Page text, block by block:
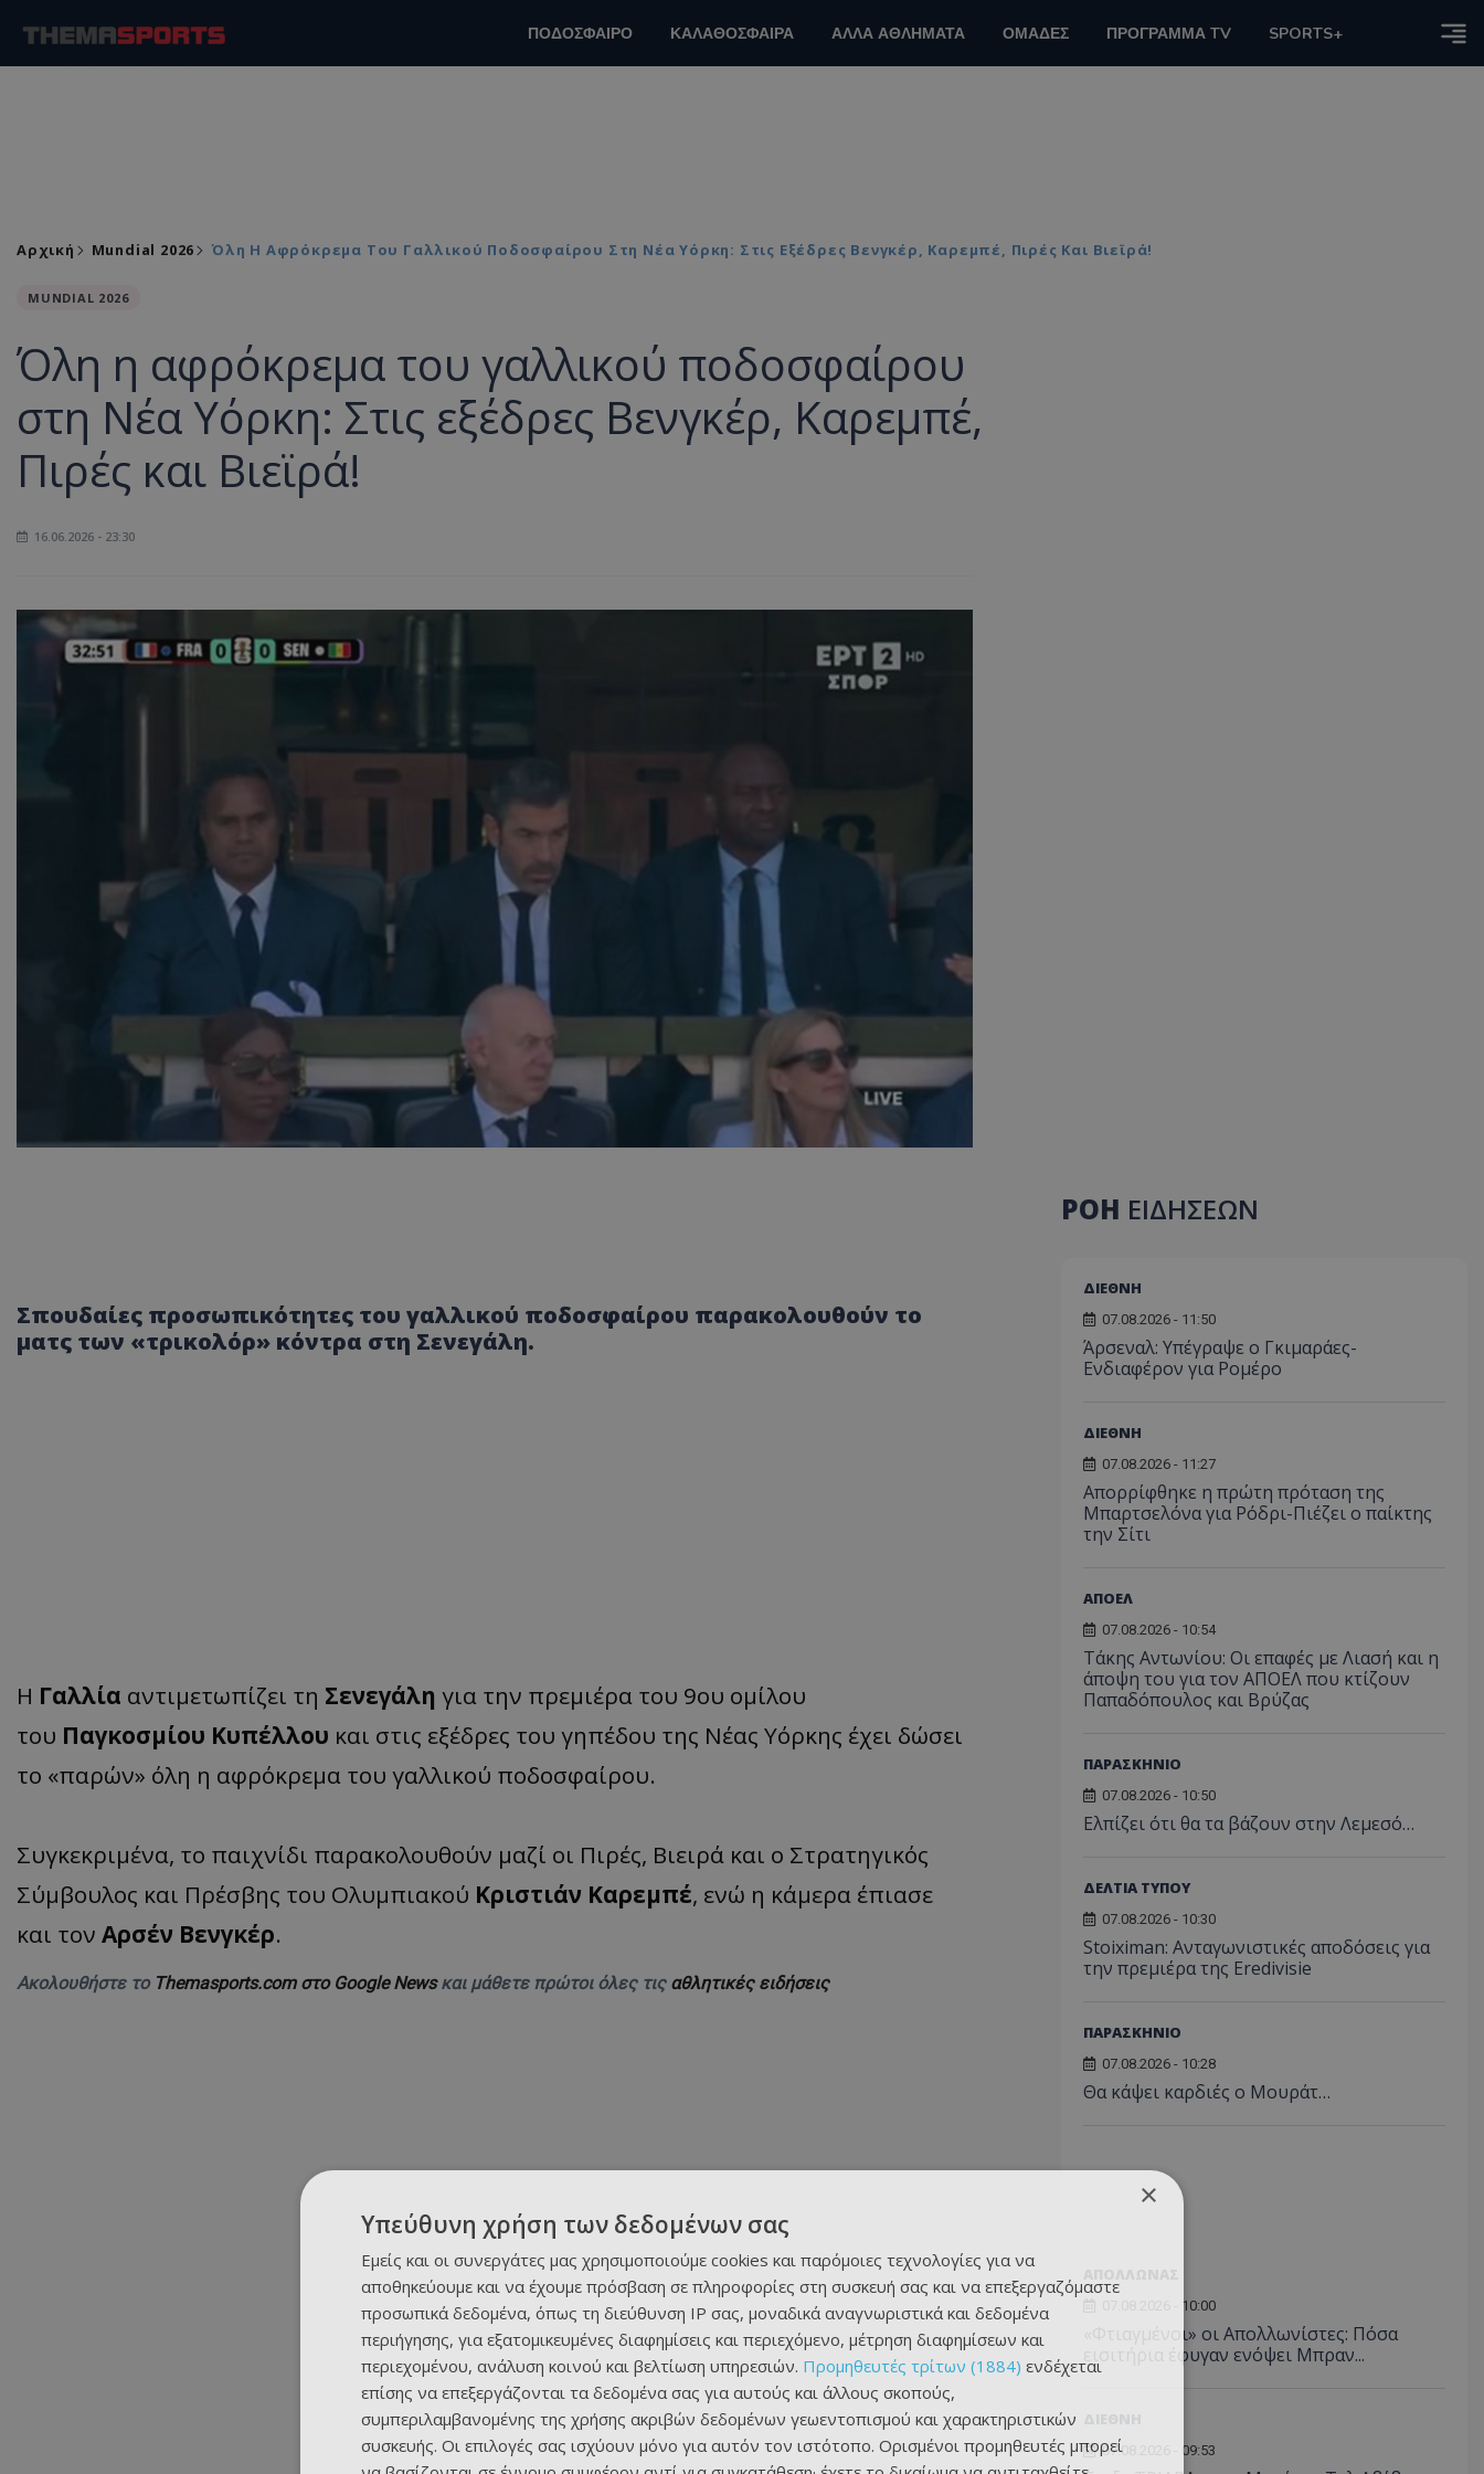
ΠΟΔΟΣΦΑΙΡΟ ΚΑΛΑΘΟΣΦΑΙΡΑ ΑΛΛΑ ΑΘΛΗΜΑΤΑ ΟΜΑΔΕΣ ΠΡΟΓΡΑΜΜΑ TV SPORTS+
Αρχική Mundial 2026 Όλη Η Αφρόκρεμα Του Γαλλικού Ποδοσφαίρου Στη Νέα Υόρκη: Στις Εξέδρες Βενγκέρ, Καρεμπέ, Πιρές Και Βιεϊρά!
MUNDIAL 2026
Όλη η αφρόκρεμα του γαλλικού ποδοσφαίρου
στη Νέα Υόρκη: Στις εξέδρες Βενγκέρ, Καρεμπέ,
Πιρές και Βιεϊρά!
16.06.2026 - 23:30
Σπουδαίες προσωπικότητες του γαλλικού ποδοσφαίρου παρακολουθούν το
ματς των «τρικολόρ» κόντρα στη Σενεγάλη.
Η Γαλλία αντιμετωπίζει τη Σενεγάλη για την πρεμιέρα του 9ου ομίλου
του Παγκοσμίου Κυπέλλου και στις εξέδρες του γηπέδου της Νέας Υόρκης έχει δώσει
το «παρών» όλη η αφρόκρεμα του γαλλικού ποδοσφαίρου.
Συγκεκριμένα, το παιχνίδι παρακολουθούν μαζί οι Πιρές, Βιειρά και ο Στρατηγικός
Σύμβουλος και Πρέσβης του Ολυμπιακού Κριστιάν Καρεμπέ, ενώ η κάμερα έπιασε
και τον Αρσέν Βενγκέρ.
Ακολουθήστε το Themasports.com στο Google Newsκαι μάθετε πρώτοι όλες τις αθλητικές ειδήσεις
ΡΟΗ ΕΙΔΗΣΕΩΝ
ΔΙΕΘΝΗ
07.08.2026 - 11:50
Άρσεναλ: Υπέγραψε ο Γκιμαράες-
Ενδιαφέρον για Ρομέρο
ΔΙΕΘΝΗ
07.08.2026 - 11:27
Απορρίφθηκε η πρώτη πρόταση της
Μπαρτσελόνα για Ρόδρι-Πιέζει ο παίκτης
την Σίτι
ΑΠΟΕΛ
07.08.2026 - 10:54
Τάκης Αντωνίου: Οι επαφές με Λιασή και η
άποψη του για τον ΑΠΟΕΛ που κτίζουν
Παπαδόπουλος και Βρύζας
ΠΑΡΑΣΚΗΝΙΟ
07.08.2026 - 10:50
Ελπίζει ότι θα τα βάζουν στην Λεμεσό…
ΔΕΛΤΙΑ ΤΥΠΟΥ
07.08.2026 - 10:30
Stoiximan: Ανταγωνιστικές αποδόσεις για
την πρεμιέρα της Eredivisie
ΠΑΡΑΣΚΗΝΙΟ
07.08.2026 - 10:28
Θα κάψει καρδιές ο Μουράτ…
07.08.2026 - 10:00
«Φτιαγμένοι» οι Απολλωνίστες: Πόσα
εισιτήρια έφυγαν ενόψει Μπραν...
07.08.2026 - 09:53
×
Υπεύθυνη χρήση των δεδομένων σας
Εμείς και οι συνεργάτες μας χρησιμοποιούμε cookies και παρόμοιες τεχνολογίες για να
αποθηκεύουμε και να έχουμε πρόσβαση σε πληροφορίες στη συσκευή σας και να επεξεργαζόμαστε
προσωπικά δεδομένα, όπως τη διεύθυνση IP σας, μοναδικά αναγνωριστικά και δεδομένα
περιήγησης, για εξατομικευμένες διαφημίσεις και περιεχόμενο, μέτρηση διαφημίσεων και
περιεχομένου, ανάλυση κοινού και βελτίωση υπηρεσιών. Προμηθευτές τρίτων (1884) ενδέχεται
επίσης να επεξεργάζονται τα δεδομένα σας για αυτούς και άλλους σκοπούς,
συμπεριλαμβανομένης της χρήσης ακριβών δεδομένων γεωεντοπισμού και χαρακτηριστικών
συσκευής. Οι επιλογές σας ισχύουν μόνο για αυτόν τον ιστότοπο. Ορισμένοι προμηθευτές μπορεί